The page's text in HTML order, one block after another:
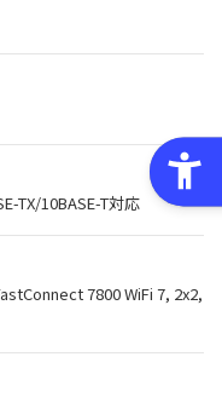
TX/10BASE-T対応
7800 WiFi 7, 2x2,